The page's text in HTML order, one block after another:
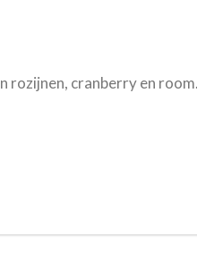
rozijnen, cranberry en room.